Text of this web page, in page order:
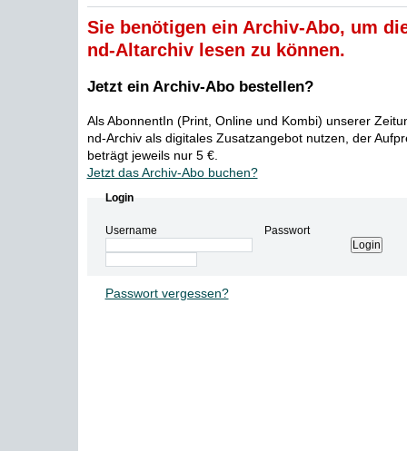
Sie benötigen ein Archiv-Abo, um
nd-Altarchiv lesen zu können.
Jetzt ein Archiv-Abo bestellen?
Als AbonnentIn (Print, Online und Kombi) unserer
nd-Archiv als digitales Zusatzangebot nutzen, der
beträgt jeweils nur 5 €.
Jetzt das Archiv-Abo buchen?
Login
Username Passwort
Passwort vergessen?